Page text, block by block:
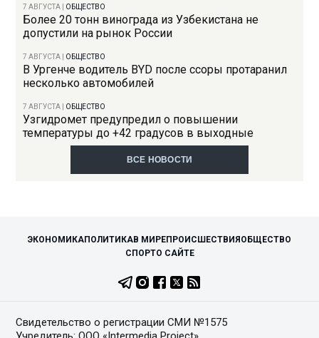
7 АВГУСТА ОБЩЕСТВО
Более 20 тонн винограда из Узбекистана не
допустили на рынок России
7 АВГУСТА ОБЩЕСТВО
В Ургенче водитель BYD после ссоры протаранил
несколько автомобилей
7 АВГУСТА ОБЩЕСТВО
Узгидромет предупредил о повышении
температуры до +42 градусов в выходные
ВСЕ НОВОСТИ
ЭКОНОМИКАПОЛИТИКАВ МИРЕПРОИСШЕСТВИЯ ОБЩЕСТВО
СПОРТО САЙТЕ
Свидетельство о регистрации СМИ №1575